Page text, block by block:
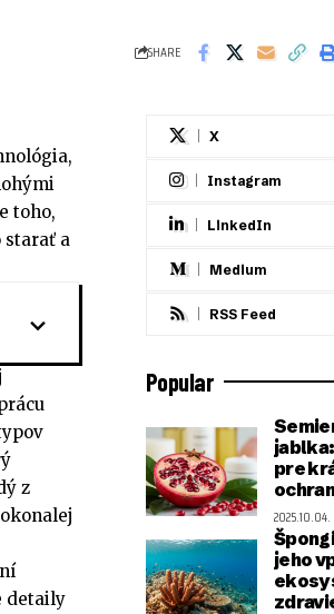
SHARE
toho,
starať a
z
detaily
X
Instagram
LinkedIn
Medium
RSS Feed
Popular
pre
2025.10.04.
jeho